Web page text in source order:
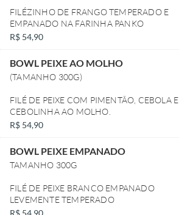
FILÉZINHO DE FRANGO TEMPERADO E
EMPANADO NA FARINHA PANKO
R$ 54,90
BOWL PEIXE AO MOLHO
(TAMANHO 300G)
FILÉ DE PEIXE COM PIMENTÃO, CEBOLA E
R$ 54,90
BOWL PEIXE EMPANADO
TAMANHO 300G
FILÉ DE PEIXE BRANCO EMPANADO
LEVEMENTE TEMPERADO
R$ 54,90